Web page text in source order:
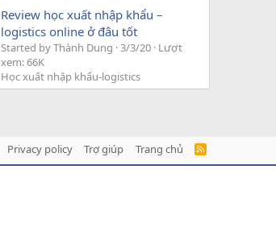
Review học xuất nhập khẩu –
logistics online ở đâu tốt
Started by Thành Dung 3/3/20 Lượt
xem: 66K
Học xuất nhập khẩu-logistics
Privacy policy Trợ giúp Trang chủ
R